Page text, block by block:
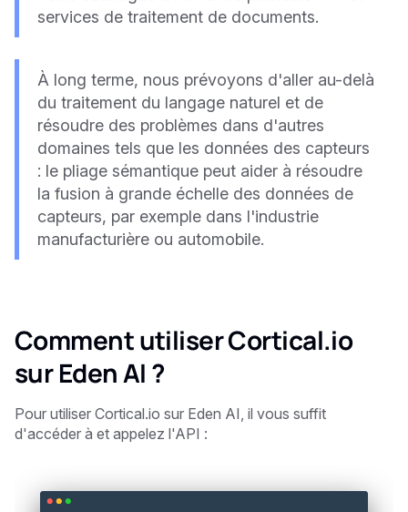
services de traitement de documents.
À long terme, nous prévoyons d'aller au-delà
du traitement du langage naturel et de
résoudre des problèmes dans d'autres
domaines tels que les données des capteurs
: le pliage sémantique peut aider à résoudre
la fusion à grande échelle des données de
capteurs, par exemple dans l'industrie
manufacturière ou automobile.
Comment utiliser Cortical.io
sur Eden AI ?
Pour utiliser Cortical.io sur Eden AI, il vous suffit
d'accéder à et appelez l'API :